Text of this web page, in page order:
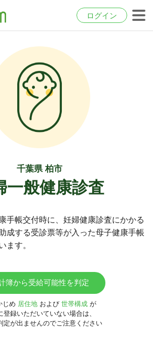
ログイン
千葉県 柏市
一般健康診査
手帳交付時に、妊婦健康診査にかかる
成する受診票等が入った母子健康手帳
ます。
簿から受給可能性を判定
じめ 居住地 および 世帯構成 が
登録いただいていない場合は、
定が出ませんのでご注意ください